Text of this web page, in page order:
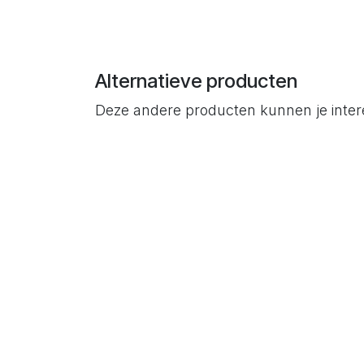
Alternatieve producten
Deze andere producten kunnen je